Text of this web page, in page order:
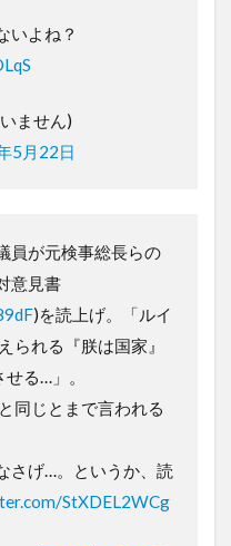
いよね？
ません)
5月22日
員が元検事総長らの
意見書
)を読上げ。「ルイ
られる『朕は国家』
る…」。
同じとまで言われる
さげ…。というか、読
StXDEL2WCg